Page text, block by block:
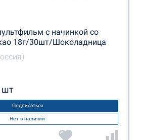
с начинкой со
18г/30шт/Шоколадница
шт
Подписаться
Нет в наличии